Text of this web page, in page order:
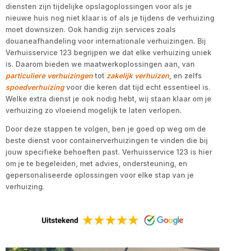
diensten zijn tijdelijke opslagoplossingen voor als je
nieuwe huis nog niet klaar is of als je tijdens de verhuizing
moet downsizen. Ook handig zijn services zoals
douaneafhandeling voor internationale verhuizingen. Bij
Verhuisservice 123 begrijpen we dat elke verhuizing uniek
is. Daarom bieden we maatwerkoplossingen aan, van
particuliere verhuizingen tot zakelijk verhuizen , en zelfs
spoedverhuizingvoor die keren dat tijd echt essentieel is.
Welke extra dienst je ook nodig hebt, wij staan klaar om je
verhuizing zo vloeiend mogelijk te laten verlopen.
Door deze stappen te volgen, ben je goed op weg om de
beste dienst voor containerverhuizingen te vinden die bij
jouw specifieke behoeften past. Verhuisservice 123 is hier
om je te begeleiden, met advies, ondersteuning, en
gepersonaliseerde oplossingen voor elke stap van je
verhuizing.